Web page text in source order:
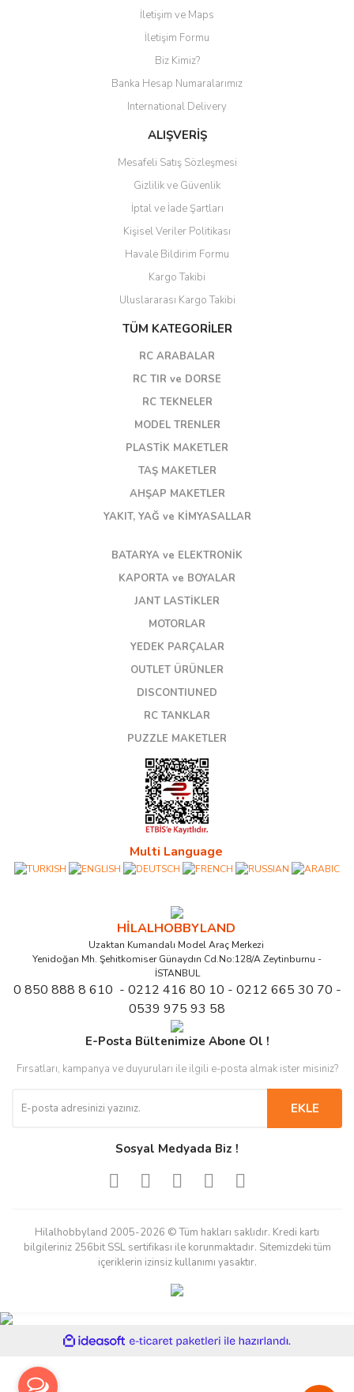
Yorum Yaz
İletişim ve Maps
İletişim Formu
Biz Kimiz?
Banka Hesap Numaralarımız
International Delivery
ALIŞVERİŞ
Mesafeli Satış Sözleşmesi
Gizlilik ve Güvenlik
İptal ve İade Şartları
Kişisel Veriler Politikası
Havale Bildirim Formu
Kargo Takibi
Uluslararası Kargo Takibi
TÜM KATEGORİLER
RC ARABALAR
RC TIR ve DORSE
RC TEKNELER
MODEL TRENLER
PLASTİK MAKETLER
TAŞ MAKETLER
AHŞAP MAKETLER
YAKIT, YAĞ ve KİMYASALLAR
BATARYA ve ELEKTRONİK
KAPORTA ve BOYALAR
JANT LASTİKLER
MOTORLAR
YEDEK PARÇALAR
OUTLET ÜRÜNLER
DISCONTIUNED
RC TANKLAR
PUZZLE MAKETLER
Multi Language
HİLALHOBBYLAND
Uzaktan Kumandalı Model Araç Merkezi
Yenidoğan Mh. Şehitkomiser Günaydın Cd.No:128/A Zeytinburnu -
İSTANBUL
0 850 888 8 610 - 0212 416 80 10 - 0212 665 30 70 -
0539 975 93 58
E-Posta Bültenimize Abone Ol !
Fırsatları, kampanya ve duyuruları ile ilgili e-posta almak ister misiniz?
EKLE
Sosyal Medyada Biz !
Hilalhobbyland 2005-2026 © Tüm hakları saklıdır. Kredi kartı
bilgileriniz 256bit SSL sertifikası ile korunmaktadır. Sitemizdeki tüm
içeriklerin izinsiz kullanımı yasaktır.
ideasoft
e-